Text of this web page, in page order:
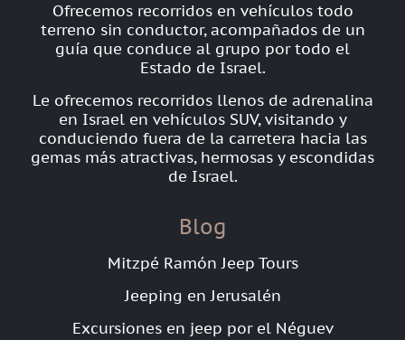
Ofrecemos recorridos en vehículos todo
terreno sin conductor, acompañados de un
guía que conduce al grupo por todo el
Estado de Israel.
Le ofrecemos recorridos llenos de adrenalina
en Israel en vehículos SUV, visitando y
conduciendo fuera de la carretera hacia las
gemas más atractivas, hermosas y escondidas
de Israel.
Blog
Mitzpé Ramón Jeep Tours
Jeeping en Jerusalén
Excursiones en jeep por el Néguev